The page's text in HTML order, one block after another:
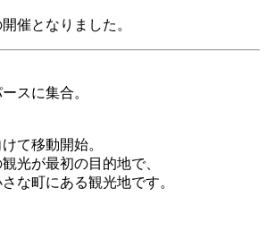
催となりました。
スに集合。
て移動開始。
光が最初の目的地で、
な町にある観光地です。